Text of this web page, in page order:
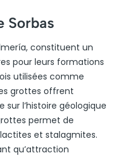
Sorbas
constituent un
pour leurs formations
utilisées comme
grottes offrent
l’histoire géologique
permet de
et stalagmites.
qu’attraction